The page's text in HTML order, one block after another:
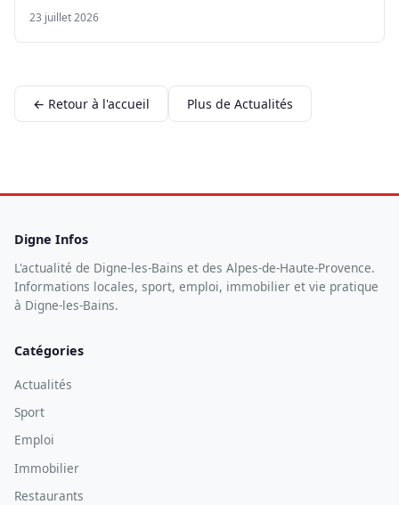
23 juillet 2026
← Retour à l'accueil Plus de Actualités
Digne Infos
L'actualité de Digne-les-Bains et des Alpes-de-Haute-Provence.
Informations locales, sport, emploi, immobilier et vie pratique
à Digne-les-Bains.
Catégories
Actualités
Sport
Emploi
Immobilier
Restaurants